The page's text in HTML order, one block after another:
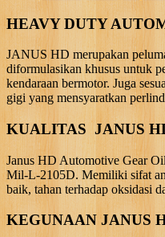
HEAVY DUTY
JANUS HD merupakan
diformulasikan khusus untuk
kendaraan bermotor. Juga
gigi yang mensyaratkan
KUALITAS JANUS
Janus HD Automotive Gear
Mil-L-2105D. Memiliki sifat
baik, tahan terhadap oksidasi
KEGUNAAN JANUS